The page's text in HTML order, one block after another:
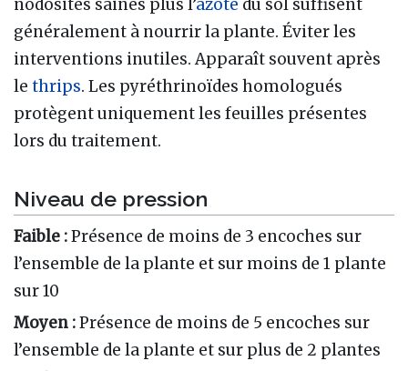
nodosités saines plus l’azote du sol suffisent
généralement à nourrir la plante. Éviter les
interventions inutiles. Apparaît souvent après
le thrips. Les pyréthrinoïdes homologués
protègent uniquement les feuilles présentes
lors du traitement.
Niveau de pression
Faible :Présence de moins de 3 encoches sur
l’ensemble de la plante et sur moins de 1 plante
sur 10
Moyen :Présence de moins de 5 encoches sur
l’ensemble de la plante et sur plus de 2 plantes